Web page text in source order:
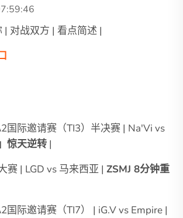
| 对战双方 | 看点简述 |
国际邀请赛（TI3）半决赛 | Na'Vi vs
惊天逆转 |
赛 | LGD vs 马来西亚 | ZSMJ 8分钟重
国际邀请赛（TI7） | iG.V vs Empire |